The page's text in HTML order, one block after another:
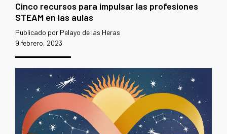
Cinco recursos para impulsar las profesiones
STEAM en las aulas
Publicado por Pelayo de las Heras
9 febrero, 2023